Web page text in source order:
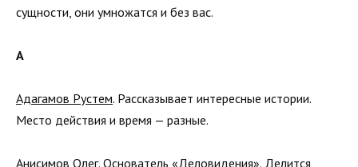
сущности, они умножатся и без вас.
А
Адагамов Рустем. Рассказывает интересные истории.
Место действия и время — разные.
Анисимов Олег. Основатель «Деловидения». Делится